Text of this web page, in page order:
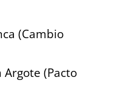
(Cambio
(Pacto